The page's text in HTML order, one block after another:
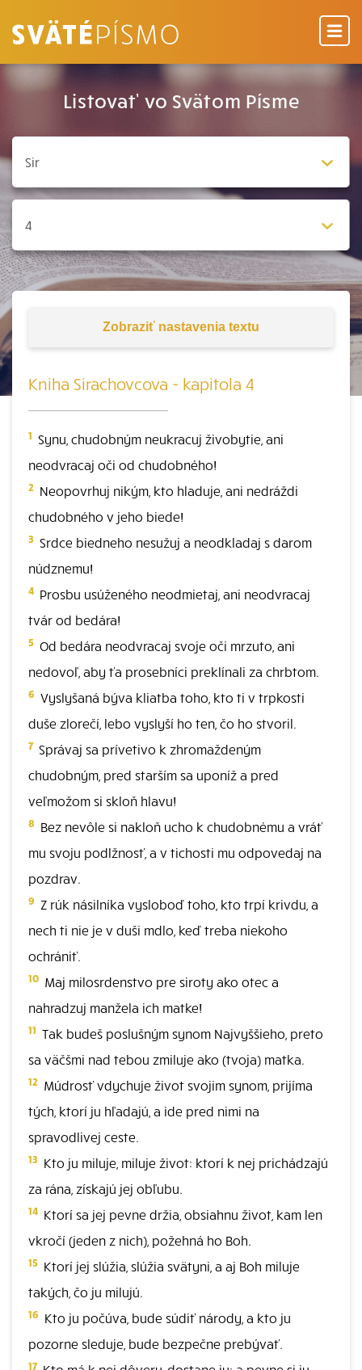
Listovať vo Svätom Písme
Zobraziť nastavenia textu
Kniha Sirachovcova - kapitola 4
1 Synu, chudobným neukracuj živobytie, ani
neodvracaj oči od chudobného!
2 Neopovrhuj nikým, kto hladuje, ani nedráždi
chudobného v jeho biede!
3 Srdce biedneho nesužuj a neodkladaj s darom
núdznemu!
4 Prosbu usúženého neodmietaj, ani neodvracaj
tvár od bedára!
5 Od bedára neodvracaj svoje oči mrzuto, ani
nedovoľ, aby ťa prosebníci preklínali za chrbtom.
6 Vyslyšaná býva kliatba toho, kto ti v trpkosti
duše zlorečí, lebo vyslyší ho ten, čo ho stvoril.
7 Správaj sa prívetivo k zhromaždeným
chudobným, pred starším sa uponíž a pred
veľmožom si skloň hlavu!
8 Bez nevôle si nakloň ucho k chudobnému a vráť
mu svoju podlžnosť, a v tichosti mu odpovedaj na
pozdrav.
9 Z rúk násilníka vysloboď toho, kto trpí krivdu, a
nech ti nie je v duši mdlo, keď treba niekoho
ochrániť.
10 Maj milosrdenstvo pre siroty ako otec a
nahradzuj manžela ich matke!
11 Tak budeš poslušným synom Najvyššieho, preto
sa väčšmi nad tebou zmiluje ako (tvoja) matka.
12 Múdrosť vdychuje život svojim synom, prijíma
tých, ktorí ju hľadajú, a ide pred nimi na
spravodlivej ceste.
13 Kto ju miluje, miluje život: ktorí k nej prichádzajú
za rána, získajú jej obľubu.
14 Ktorí sa jej pevne držia, obsiahnu život, kam len
vkročí (jeden z nich), požehná ho Boh.
15 Ktorí jej slúžia, slúžia svätyni, a aj Boh miluje
takých, čo ju milujú.
16 Kto ju počúva, bude súdiť národy, a kto ju
pozorne sleduje, bude bezpečne prebývať.
17